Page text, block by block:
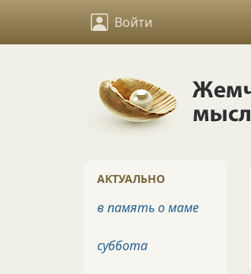
Войти
АКТУАЛЬНО
в память о маме
суббота